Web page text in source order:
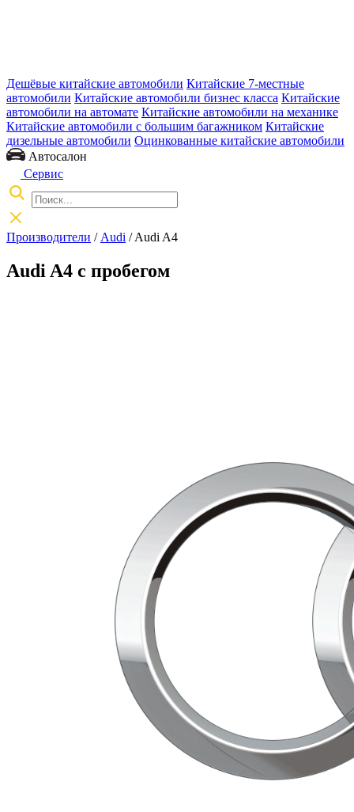
Дешёвые китайские автомобили Китайские 7-местные
автомобили Китайские автомобили бизнес класса Китайские
автомобили на автомате Китайские автомобили на механике
Китайские автомобили с большим багажником Китайские
дизельные автомобили Оцинкованные китайские автомобили
Автосалон
Сервис
Производители / Audi / Audi A4
Audi A4 с пробегом